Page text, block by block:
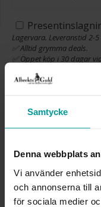
Samtycke
Denna webbplats
Vi använder
och annonserna till
för sociala medier
Lagervara. Leveranstid 2-
✅ Alltid grymma deals.
✅ Öppet köp i 30 dagar
INFO
BREDD CA (MM)
LÄNGD CA (CM)